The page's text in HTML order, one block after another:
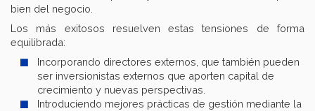
bien del negocio.
Los más exitosos resuelven estas tensiones de forma
equilibrada:
Incorporando directores externos, que también pueden
ser inversionistas externos que aporten capital de
crecimiento y nuevas perspectivas.
Introduciendo mejores prácticas de gestión mediante la